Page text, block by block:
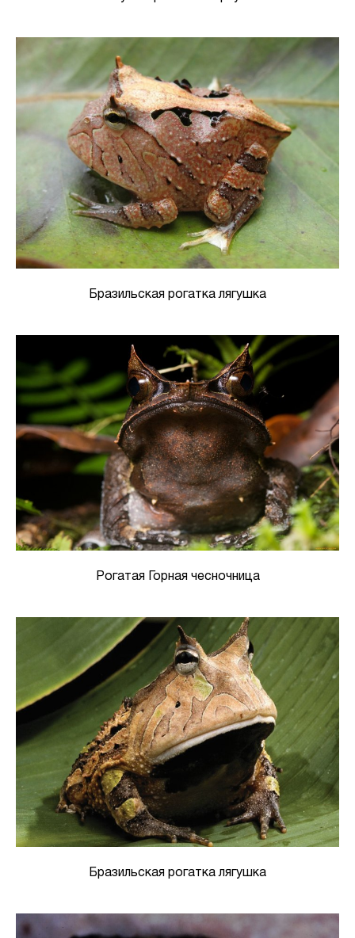
Бразильская рогатка лягушка
Рогатая Горная чесночница
Бразильская рогатка лягушка